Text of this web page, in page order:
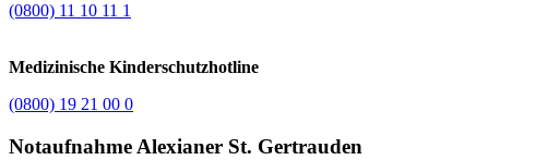
(0800) 11 10 11 1
Medizinische Kinderschutzhotline
(0800) 19 21 00 0
Notaufnahme Alexianer St. Gertrauden